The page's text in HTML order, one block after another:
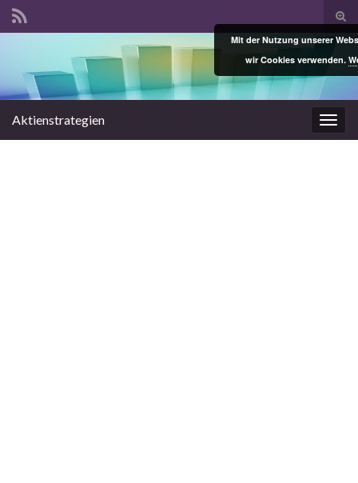
Search for:
Aktienstrategien
Mit der Nutzung unserer
wir Cookies verwenden.